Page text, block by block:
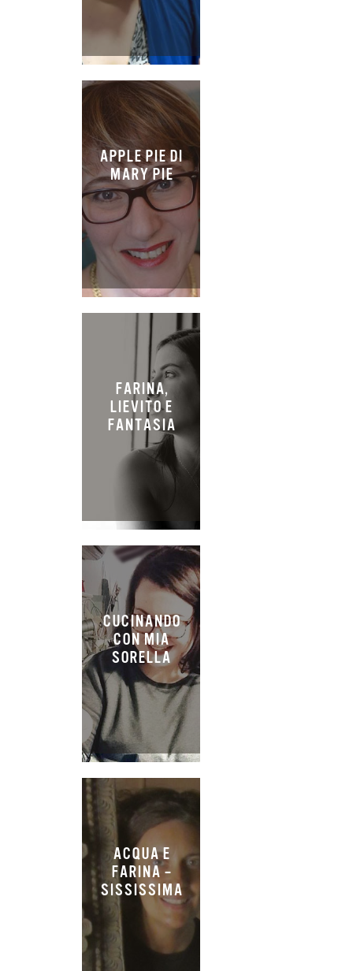
APPLE PIE DI
MARY PIE
FARINA,
LIEVITO E
FANTASIA
CUCINANDO
CON MIA
SORELLA
ACQUA E
FARINA –
SISSISSIMA